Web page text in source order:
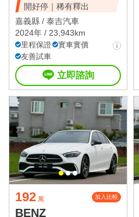
開好停｜稀有釋出
嘉義縣 / 泰吉汽車
2024年 / 23,943km
里程保證
實車實價
友善試車
立即諮詢
192 萬 加入比較
BENZ